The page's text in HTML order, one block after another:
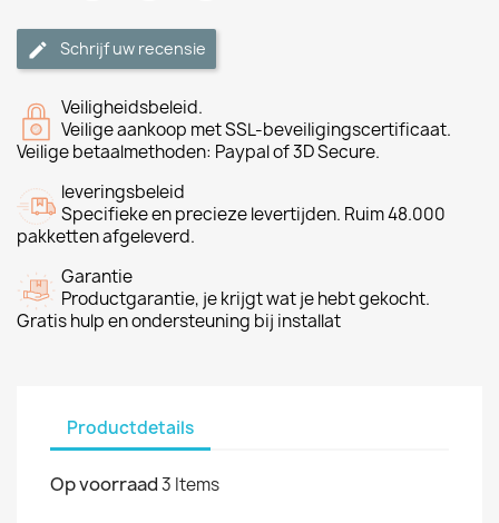
Schrijf uw recensie
Veiligheidsbeleid.
Veilige aankoop met SSL-beveiligingscertificaat.
Veilige betaalmethoden: Paypal of 3D Secure.
leveringsbeleid
Specifieke en precieze levertijden. Ruim 48.000
pakketten afgeleverd.
Garantie
Productgarantie, je krijgt wat je hebt gekocht.
Gratis hulp en ondersteuning bij installat
Productdetails
Op voorraad3 Items